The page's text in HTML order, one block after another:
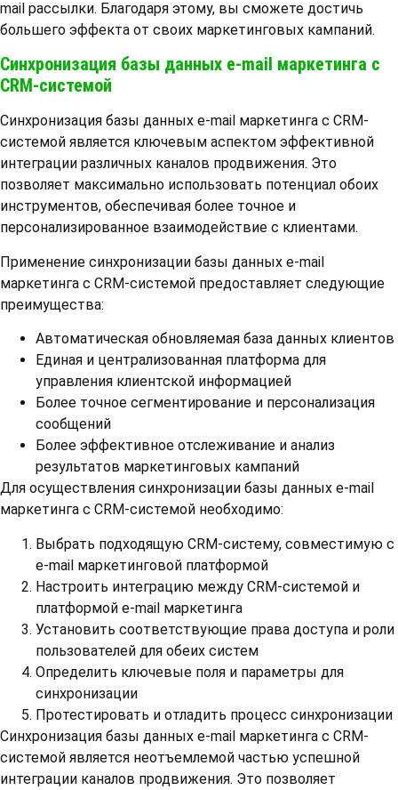
mail рассылки. Благодаря этому, вы сможете достичь
большего эффекта от своих маркетинговых кампаний.
Синхронизация базы данных e-mail маркетинга с
CRM-системой
Синхронизация базы данных e-mail маркетинга с CRM-
системой является ключевым аспектом эффективной
интеграции различных каналов продвижения. Это
позволяет максимально использовать потенциал обоих
инструментов, обеспечивая более точное и
персонализированное взаимодействие с клиентами.
Применение синхронизации базы данных e-mail
маркетинга с CRM-системой предоставляет следующие
преимущества:
Автоматическая обновляемая база данных клиентов
Единая и централизованная платформа для
управления клиентской информацией
Более точное сегментирование и персонализация
сообщений
Более эффективное отслеживание и анализ
результатов маркетинговых кампаний
Для осуществления синхронизации базы данных e-mail
маркетинга с CRM-системой необходимо:
Выбрать подходящую CRM-систему, совместимую с
e-mail маркетинговой платформой
Настроить интеграцию между CRM-системой и
платформой e-mail маркетинга
Установить соответствующие права доступа и роли
пользователей для обеих систем
Определить ключевые поля и параметры для
синхронизации
Протестировать и отладить процесс синхронизации
Синхронизация базы данных e-mail маркетинга с CRM-
системой является неотъемлемой частью успешной
интеграции каналов продвижения. Это позволяет